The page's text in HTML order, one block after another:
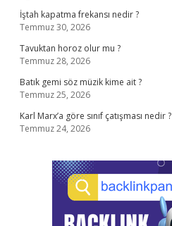
İştah kapatma frekansı nedir ?
Temmuz 30, 2026
Tavuktan horoz olur mu ?
Temmuz 28, 2026
Batık gemi söz müzik kime ait ?
Temmuz 25, 2026
Karl Marx’a göre sınıf çatışması nedir ?
Temmuz 24, 2026